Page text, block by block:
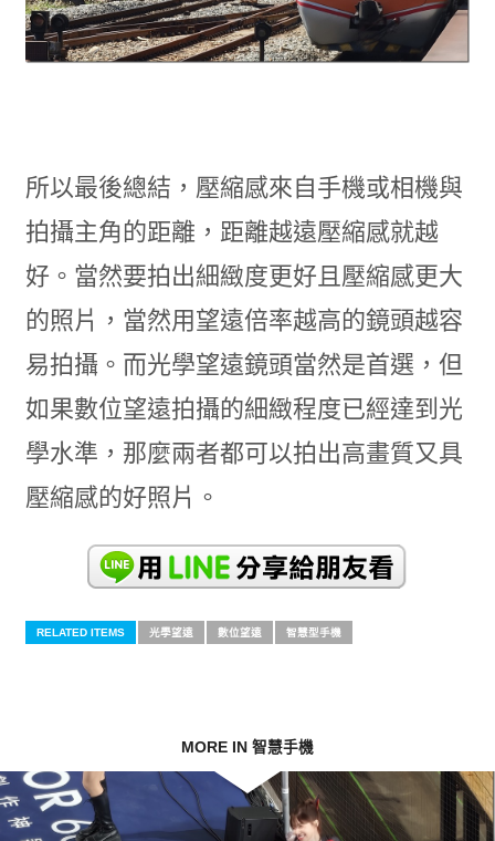
所以最後總結，壓縮感來自手機或相機與
拍攝主角的距離，距離越遠壓縮感就越
好。當然要拍出細緻度更好且壓縮感更大
的照片，當然用望遠倍率越高的鏡頭越容
易拍攝。而光學望遠鏡頭當然是首選，但
如果數位望遠拍攝的細緻程度已經達到光
學水準，那麼兩者都可以拍出高畫質又具
壓縮感的好照片。
RELATED ITEMS 光學望遠 數位望遠 智慧型手機
MORE IN 智慧手機